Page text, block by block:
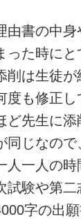
由書の中
た時にと
は生徒が
度も修正
ど先生に添
同じなの
人一人の
験や第二
字の出